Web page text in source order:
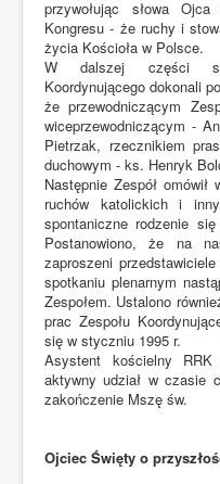
przywołując słowa
Kongresu - że ruchy i
życia Kościoła w Polsce.
W dalszej części
Koordynującego dokonali
że przewodniczącym
wiceprzewodniczącym -
Pietrzak, rzecznikiem
duchowym - ks. Henryk
Następnie Zespół
ruchów katolickich i
spontaniczne rodzenie
Postanowiono, że na
zaproszeni
spotkaniu plenarnym
Zespołem. Ustalono
prac Zespołu
się w styczniu 1995 r.
Asystent kościelny
aktywny udział w czasie
zakończenie Mszę św.
Ojciec Święty o